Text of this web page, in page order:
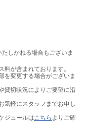
しかねる場合もございま
料が含まれております。
を変更する場合がございま
貸切状況によりご要望に沿
気軽にスタッフまでお申し
ジュールはこちら よりご確